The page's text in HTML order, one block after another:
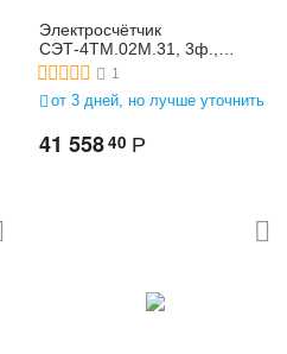
Электросчётчик
СЭТ-4ТМ.02М.31, 3ф.,
многофунк., 3*(120-
1
от 3 дней, но лучше уточнить
41 55840 Р